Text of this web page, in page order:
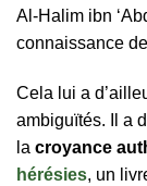
Al-Halim ibn
connaissance
Cela lui a
ambiguïtés. Il a
la croyance
hérésies, un